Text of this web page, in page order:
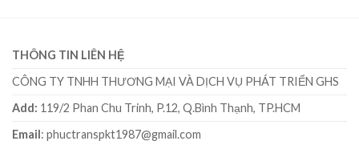
THÔNG TIN LIÊN HỆ
CÔNG TY TNHH THƯƠNG MẠI VÀ DỊCH VỤ PHÁT TRIỂN GHS
Add: 119/2 Phan Chu Trinh, P.12, Q.Bình Thạnh, TP.HCM
Email: phuctranspkt1987@gmail.com